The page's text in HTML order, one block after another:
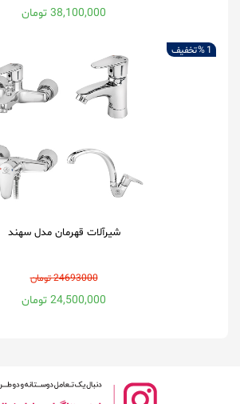
38,100,000 تومان
1 % تخفیف
شیرآلات قهرمان مدل سهند
24693000 تومان
24,500,000 تومان